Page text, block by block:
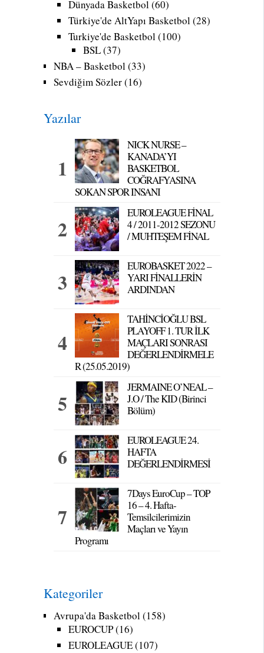
Dünyada Basketbol(60)
Türkiye'de AltYapı Basketbol(28)
Turkiye'de Basketbol(100)
BSL(37)
NBA – Basketbol(33)
Sevdiğim Sözler(16)
Yazılar
NICK NURSE –
KANADA’YI
BASKETBOL
COĞRAFYASINA
SOKAN SPOR INSANI
EUROLEAGUE FİNAL
4 / 2011-2012 SEZONU
/ MUHTEŞEM FİNAL
EUROBASKET 2022 –
YARI FİNALLERİN
ARDINDAN
TAHİNCİOĞLU BSL
PLAYOFF 1. TUR İLK
MAÇLARI SONRASI
DEĞERLENDİRMELE
R (25.05.2019)
JERMAINE O’NEAL –
J.O / The KID (Birinci
Bölüm)
EUROLEAGUE 24.
HAFTA
DEĞERLENDİRMESİ
7Days EuroCup – TOP
16 – 4. Hafta-
Temsilcilerimizin
Maçları ve Yayın
Programı
Kategoriler
Avrupa'da Basketbol(158)
EUROCUP(16)
EUROLEAGUE(107)